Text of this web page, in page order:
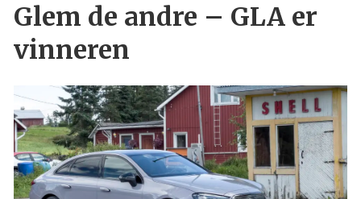
Glem de andre – GLA er
vinneren